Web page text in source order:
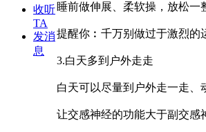
收听
TA
发消
息
睡前做伸展、柔软操，放松一
提醒你︰千万别做过于激烈的
3.白天多到户外走走
白天可以尽量到户外走一走、
让交感神经的功能大于副交感